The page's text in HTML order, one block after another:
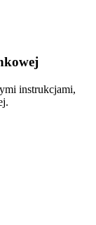
instrukcjami,